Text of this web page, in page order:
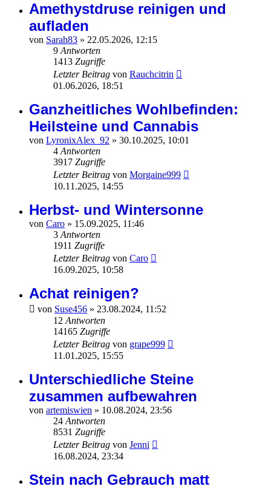
Amethystdruse reinigen und
aufladen
von Sarah83 » 22.05.2026, 12:15
9 Antworten
1413 Zugriffe
Letzter Beitrag von Rauchcitrin
01.06.2026, 18:51
Ganzheitliches Wohlbefinden:
Heilsteine und Cannabis
von LyronixAlex_92 » 30.10.2025, 10:01
4 Antworten
3917 Zugriffe
Letzter Beitrag von Morgaine999
10.11.2025, 14:55
Herbst- und Wintersonne
von Caro » 15.09.2025, 11:46
3 Antworten
1911 Zugriffe
Letzter Beitrag von Caro
16.09.2025, 10:58
Achat reinigen?
von Suse456 » 23.08.2024, 11:52
12 Antworten
14165 Zugriffe
Letzter Beitrag von grape999
11.01.2025, 15:55
Unterschiedliche Steine
zusammen aufbewahren
von artemiswien » 10.08.2024, 23:56
24 Antworten
8531 Zugriffe
Letzter Beitrag von Jenni
16.08.2024, 23:34
Stein nach Gebrauch matt